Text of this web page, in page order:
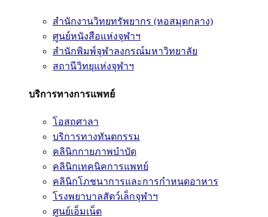
สำนักงานวิทยทรัพยากร (หอสมุดกลาง)
ศูนย์หนังสือแห่งจุฬาฯ
สำนักพิมพ์จุฬาลงกรณ์มหาวิทยาลัย
สถานีวิทยุแห่งจุฬาฯ
บริการทางการแพทย์
โอสถศาลา
บริการทางทันตกรรม
คลินิกกายภาพบำบัด
คลินิกเทคนิคการแพทย์
คลินิกโภชนาการและการกำหนดอาหาร
โรงพยาบาลสัตว์เล็กจุฬาฯ
ศูนย์เอ็มเน็ต